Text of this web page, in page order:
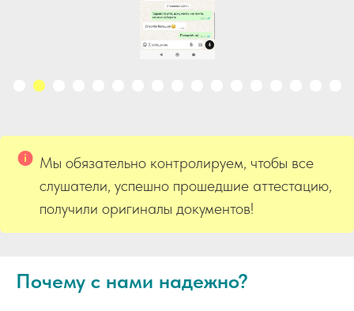
Мы обязательно контролируем, чтобы все
слушатели, успешно прошедшие аттестацию,
получили оригиналы документов!
Почему с нами надежно?